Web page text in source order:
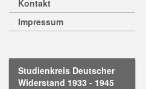
Kontakt
Impressum
Studienkreis Deutscher
Widerstand 1933 - 1945